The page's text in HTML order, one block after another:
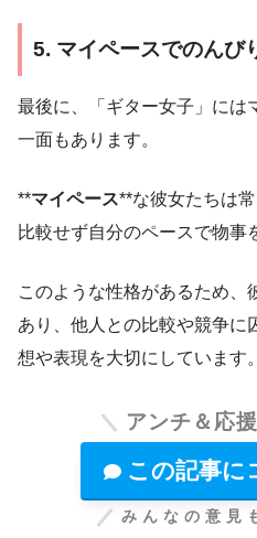
5. マイペースでのんび
最後に、「ギター女子」には
一面もあります。
**マイペース**な彼女たちは
比較せず自分のペースで物事
このような性格があるため、
あり、他人との比較や競争に
想や表現を大切にしています。
アンチ＆応
この記事に
みんなの意見